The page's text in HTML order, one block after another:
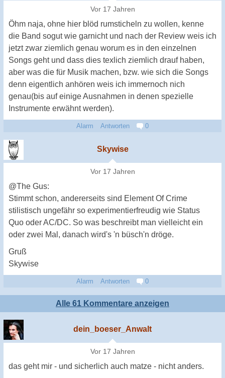
Vor 17 Jahren
Öhm naja, ohne hier blöd rumsticheln zu wollen, kenne
die Band sogut wie garnicht und nach der Review weis ich
jetzt zwar ziemlich genau worum es in den einzelnen
Songs geht und dass dies texlich ziemlich drauf haben,
aber was die für Musik machen, bzw. wie sich die Songs
denn eigentlich anhören weis ich immernoch nich
genau(bis auf einige Ausnahmen in denen spezielle
Instrumente erwähnt werden).
Alarm Antworten 0
Skywise
Vor 17 Jahren
@The Gus:
Stimmt schon, andererseits sind Element Of Crime
stilistisch ungefähr so experimentierfreudig wie Status
Quo oder AC/DC. So was beschreibt man vielleicht ein
oder zwei Mal, danach wird's 'n büsch'n dröge.
Gruß
Skywise
Alarm Antworten 0
Alle 61 Kommentare anzeigen
dein_boeser_Anwalt
Vor 17 Jahren
das geht mir - und sicherlich auch matze - nicht anders.